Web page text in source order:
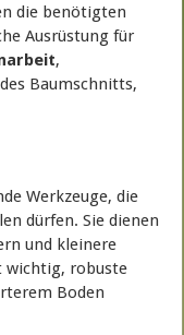
die benötigten
Ausrüstung für
,
Baumschnitts,
Werkzeuge, die
dürfen. Sie dienen
und kleinere
wichtig, robuste
Boden